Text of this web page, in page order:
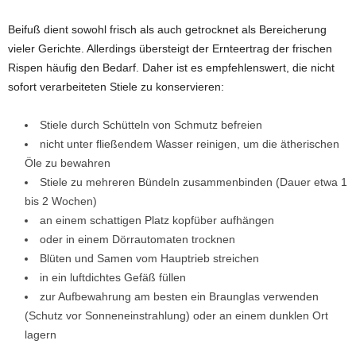
Beifuß dient sowohl frisch als auch getrocknet als Bereicherung
vieler Gerichte. Allerdings übersteigt der Ernteertrag der frischen
Rispen häufig den Bedarf. Daher ist es empfehlenswert, die nicht
sofort verarbeiteten Stiele zu konservieren:
Stiele durch Schütteln von Schmutz befreien
nicht unter fließendem Wasser reinigen, um die ätherischen
Öle zu bewahren
Stiele zu mehreren Bündeln zusammenbinden (Dauer etwa 1
bis 2 Wochen)
an einem schattigen Platz kopfüber aufhängen
oder in einem Dörrautomaten trocknen
Blüten und Samen vom Hauptrieb streichen
in ein luftdichtes Gefäß füllen
zur Aufbewahrung am besten ein Braunglas verwenden
(Schutz vor Sonneneinstrahlung) oder an einem dunklen Ort
lagern